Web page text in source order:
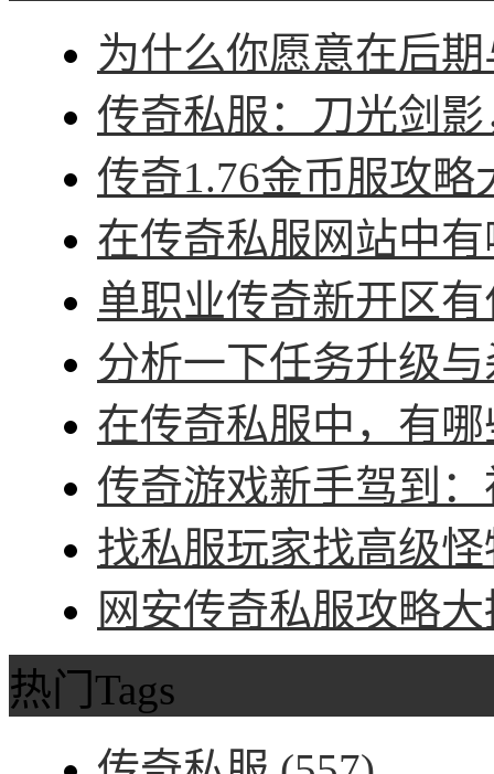
为什么你愿意在后
传奇私服：刀光剑
传奇1.76金币服攻
在传奇私服网站中
单职业传奇新开区
分析一下任务升级
在传奇私服中，有
传奇游戏新手驾到
找私服玩家找高级
网安传奇私服攻略
热门Tags